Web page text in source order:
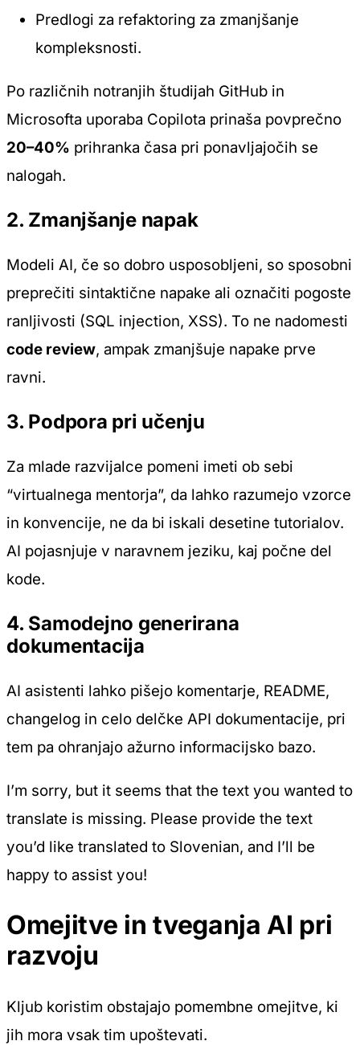
Predlogi za refaktoring za zmanjšanje
kompleksnosti.
Po različnih notranjih študijah GitHub in
Microsofta uporaba Copilota prinaša povprečno
20–40% prihranka časa pri ponavljajočih se
nalogah.
2. Zmanjšanje napak
Modeli AI, če so dobro usposobljeni, so sposobni
preprečiti sintaktične napake ali označiti pogoste
ranljivosti (SQL injection, XSS). To ne nadomesti
code review, ampak zmanjšuje napake prve
ravni.
3. Podpora pri učenju
Za mlade razvijalce pomeni imeti ob sebi
“virtualnega mentorja”, da lahko razumejo vzorce
in konvencije, ne da bi iskali desetine tutorialov.
AI pojasnjuje v naravnem jeziku, kaj počne del
kode.
4. Samodejno generirana
dokumentacija
AI asistenti lahko pišejo komentarje, README,
changelog in celo delčke API dokumentacije, pri
tem pa ohranjajo ažurno informacijsko bazo.
I’m sorry, but it seems that the text you wanted to
translate is missing. Please provide the text
you’d like translated to Slovenian, and I’ll be
happy to assist you!
Omejitve in tveganja AI pri
razvoju
Kljub koristim obstajajo pomembne omejitve, ki
jih mora vsak tim upoštevati.